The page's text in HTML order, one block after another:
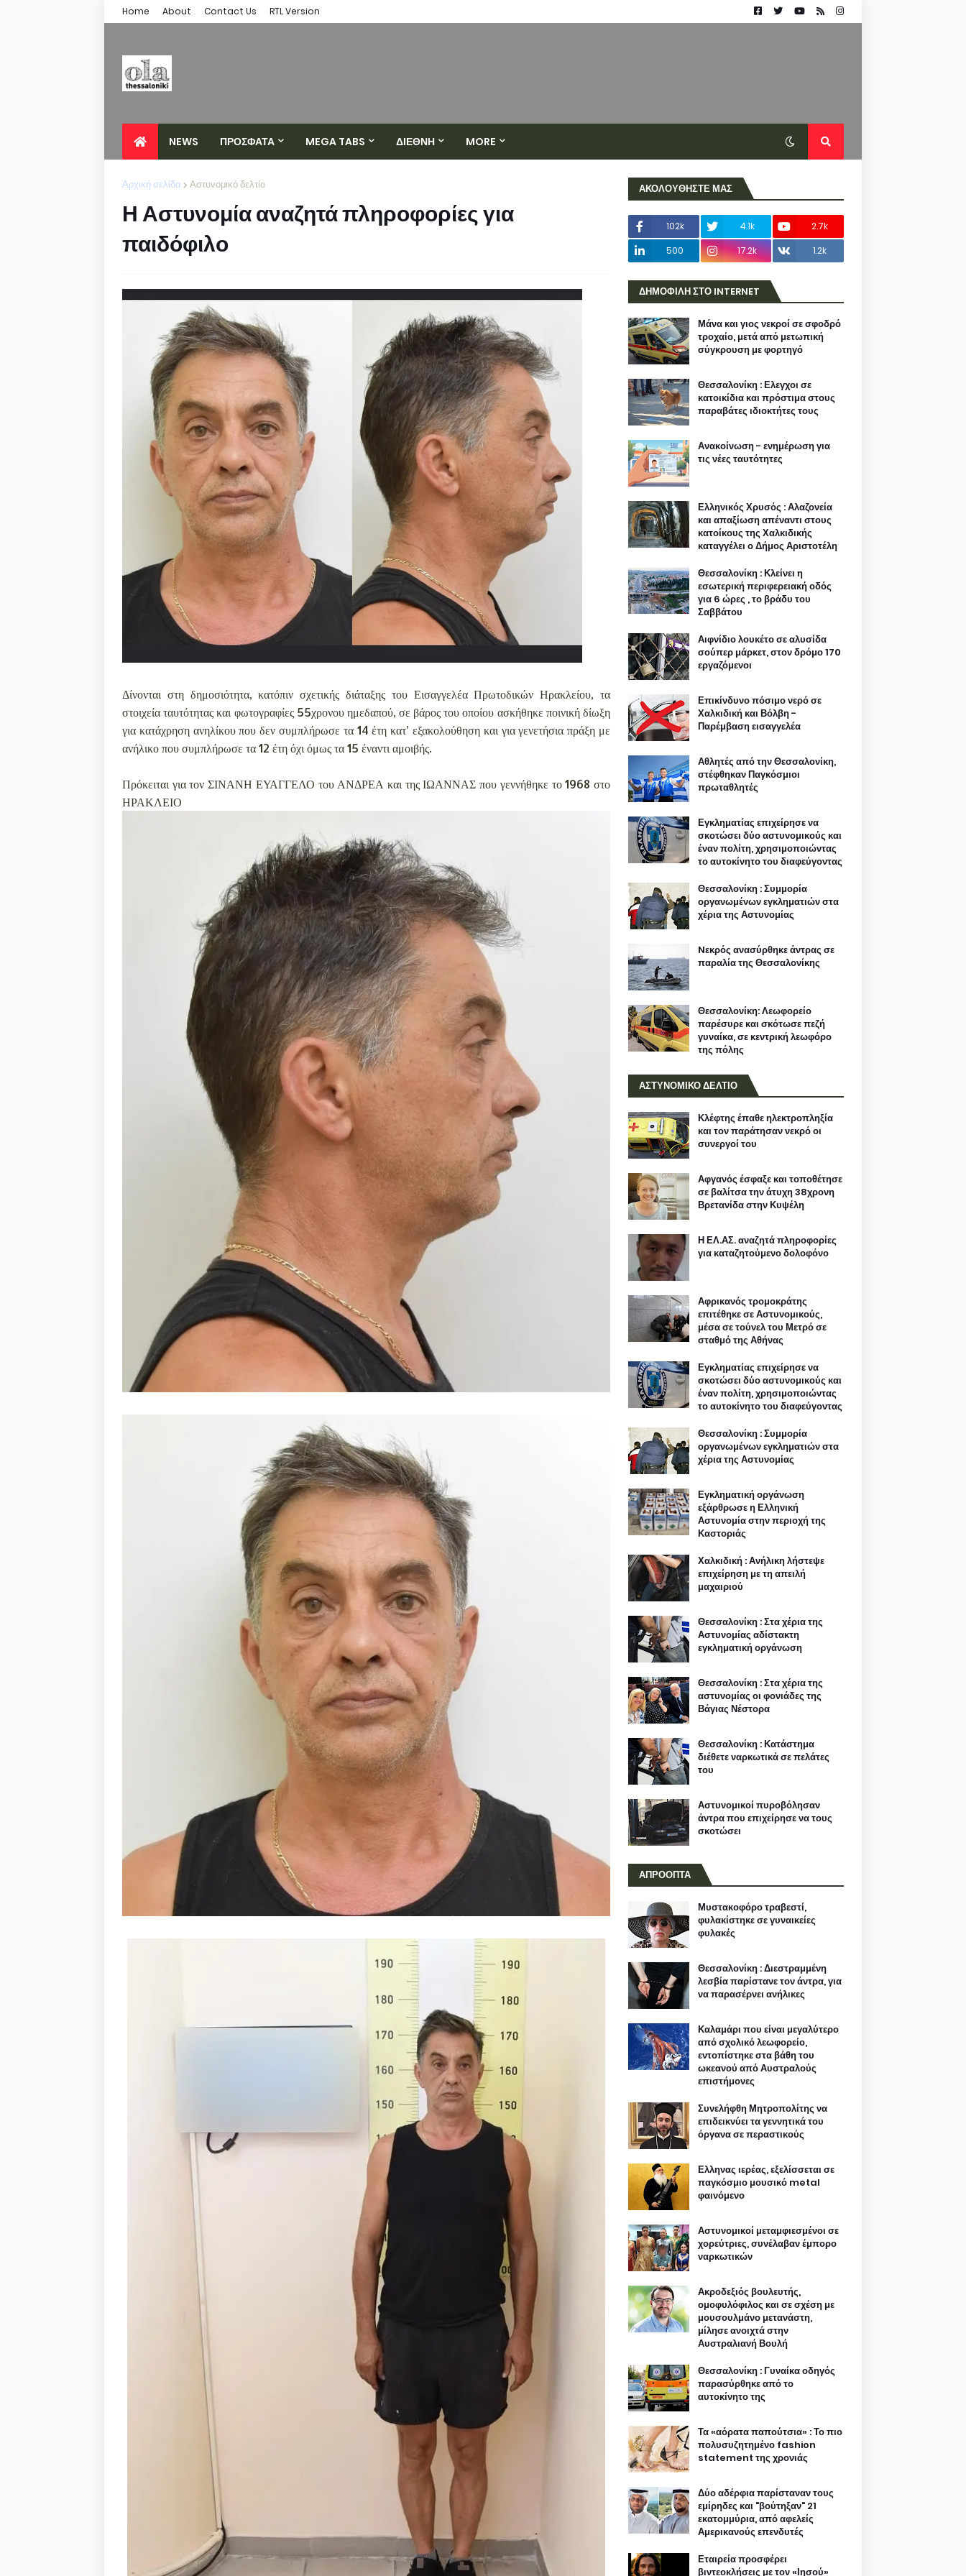
Home About Contact Us RTL Version
NEWS ΠΡΟΣΦΑΤΑ MEGA TABS ΔΙΕΘΝΗ MORE
Αρχική σελίδα Αστυνομικό δελτίο
Η Αστυνομία αναζητά πληροφορίες για
παιδόφιλο
Δίνονται στη δημοσιότητα, κατόπιν σχετικής διάταξης του Εισαγγελέα Πρωτοδικών Ηρακλείου, τα
στοιχεία ταυτότητας και φωτογραφίες 55χρονου ημεδαπού, σε βάρος του οποίου ασκήθηκε ποινική δίωξη
για κατάχρηση ανηλίκου που δεν συμπλήρωσε τα 14 έτη κατ’ εξακολούθηση και για γενετήσια πράξη με
ανήλικο που συμπλήρωσε τα 12 έτη όχι όμως τα 15 έναντι αμοιβής.
Πρόκειται για τον ΣΙΝΑΝΗ ΕΥΑΓΓΕΛΟ του ΑΝΔΡΕΑ και της ΙΩΑΝΝΑΣ που γεννήθηκε το 1968 στο
ΗΡΑΚΛΕΙΟ
ΑΚΟΛΟΥΘΗΣΤΕ ΜΑΣ
102k 4.1k
2.7k
500
17.2k 1.2k
ΔΗΜΟΦΙΛΗ ΣΤΟ INTERNET
Μάνα και γιος νεκροί σε σφοδρό
τροχαίο, μετά από μετωπική
σύγκρουση με φορτηγό
Θεσσαλονίκη : Ελεγχοι σε
κατοικίδια και πρόστιμα στους
παραβάτες ιδιοκτήτες τους
Ανακοίνωση - ενημέρωση για
τις νέες ταυτότητες
Ελληνικός Χρυσός : Αλαζονεία
και απαξίωση απέναντι στους
κατοίκους της Χαλκιδικής
καταγγέλει ο Δήμος Αριστοτέλη
Θεσσαλονίκη : Κλείνει η
εσωτερική περιφερειακή οδός
για 6 ώρες , το βράδυ του
Σαββάτου
Αιφνίδιο λουκέτο σε αλυσίδα
σούπερ μάρκετ, στον δρόμο 170
εργαζόμενοι
Επικίνδυνο πόσιμο νερό σε
Χαλκιδική και Βόλβη -
Παρέμβαση εισαγγελέα
Αθλητές από την Θεσσαλονίκη,
στέφθηκαν Παγκόσμιοι
πρωταθλητές
Εγκληματίας επιχείρησε να
σκοτώσει δύο αστυνομικούς και
έναν πολίτη, χρησιμοποιώντας
το αυτοκίνητο του διαφεύγοντας
Θεσσαλονίκη : Συμμορία
οργανωμένων εγκληματιών στα
χέρια της Αστυνομίας
Nεκρός ανασύρθηκε άντρας σε
παραλία της Θεσσαλονίκης
Θεσσαλονίκη: Λεωφορείο
παρέσυρε και σκότωσε πεζή
γυναίκα, σε κεντρική λεωφόρο
της πόλης
ΑΣΤΥΝΟΜΙΚΟ ΔΕΛΤΙΟ
Κλέφτης έπαθε ηλεκτροπληξία
και τον παράτησαν νεκρό οι
συνεργοί του
Αφγανός έσφαξε και τοποθέτησε
σε βαλίτσα την άτυχη 38χρονη
Βρετανίδα στην Κυψέλη
Η ΕΛ.ΑΣ. αναζητά πληροφορίες
για καταζητούμενο δολοφόνο
Αφρικανός τρομοκράτης
επιτέθηκε σε Αστυνομικούς,
μέσα σε τούνελ του Μετρό σε
σταθμό της Αθήνας
Εγκληματίας επιχείρησε να
σκοτώσει δύο αστυνομικούς και
έναν πολίτη, χρησιμοποιώντας
το αυτοκίνητο του διαφεύγοντας
Θεσσαλονίκη : Συμμορία
οργανωμένων εγκληματιών στα
χέρια της Αστυνομίας
Εγκληματική οργάνωση
εξάρθρωσε η Ελληνική
Αστυνομία στην περιοχή της
Καστοριάς
Χαλκιδική : Ανήλικη λήστεψε
επιχείρηση με τη απειλή
μαχαιριού
Θεσσαλονίκη : Στα χέρια της
Αστυνομίας αδίστακτη
εγκληματική οργάνωση
Θεσσαλονίκη : Στα χέρια της
αστυνομίας οι φονιάδες της
Βάγιας Νέστορα
Θεσσαλονίκη : Κατάστημα
διέθετε ναρκωτικά σε πελάτες
του
Αστυνομικοί πυροβόλησαν
άντρα που επιχείρησε να τους
σκοτώσει
ΑΠΡΟΟΠΤΑ
Μυστακοφόρο τραβεστί,
φυλακίστηκε σε γυναικείες
φυλακές
Θεσσαλονίκη : Διεστραμμένη
λεσβία παρίστανε τον άντρα, για
να παρασέρνει ανήλικες
Καλαμάρι που είναι μεγαλύτερο
από σχολικό λεωφορείο,
εντοπίστηκε στα βάθη του
ωκεανού από Αυστραλούς
επιστήμονες
Συνελήφθη Μητροπολίτης να
επιδεικνύει τα γεννητικά του
όργανα σε περαστικούς
Ελληνας ιερέας, εξελίσσεται σε
παγκόσμιο μουσικό metal
φαινόμενο
Αστυνομικοί μεταμφιεσμένοι σε
χορεύτριες, συνέλαβαν έμπορο
ναρκωτικών
Ακροδεξιός βουλευτής,
ομοφυλόφιλος και σε σχέση με
μουσουλμάνο μετανάστη,
μίλησε ανοιχτά στην
Αυστραλιανή Βουλή
Θεσσαλονίκη : Γυναίκα οδηγός
παρασύρθηκε από το
αυτοκίνητο της
Τα «αόρατα παπούτσια» : Το πιο
πολυσυζητημένο fashion
statement της χρονιάς
Δύο αδέρφια παρίσταναν τους
εμίρηδες και "βούτηξαν" 21
εκατομμύρια, από αφελείς
Αμερικανούς επενδυτές
Εταιρεία προσφέρει
βιντεοκλήσεις με τον «Ιησού»